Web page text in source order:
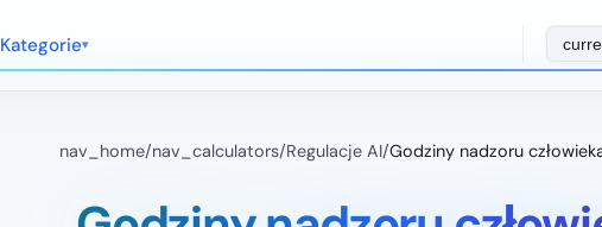
Kategorie
nav_home/nav_calculators/Regulacje AI/Godziny nadzoru